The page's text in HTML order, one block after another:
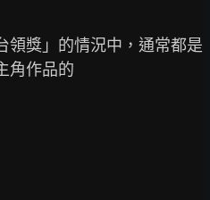
領獎」的情況中，通常都是
角作品的